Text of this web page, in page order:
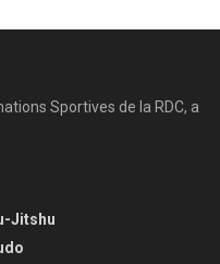
Sportives de la RDC, a
Jitshu